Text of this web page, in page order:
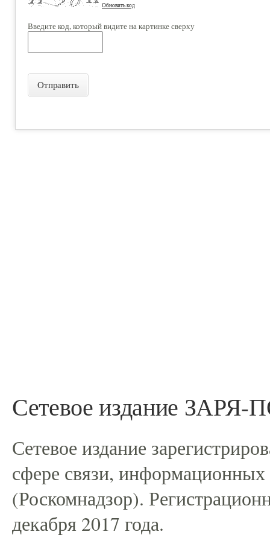
Обновить код
Введите код, который видите на картинке сверху
Отправить
Сетевое издание
Сетевое издание
сфере связи,
(Роскомнадзор).
декабря 2017 года.